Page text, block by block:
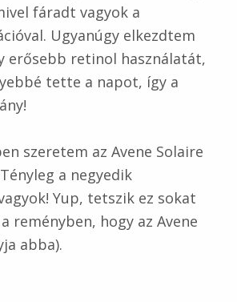
fáradt vagyok a
Ugyanúgy elkezdtem
erősebb retinol használatát,
tette a napot, így a
szeretem az Avene Solaire
a negyedik
Yup, tetszik ez sokat
reményben, hogy az Avene
abba).